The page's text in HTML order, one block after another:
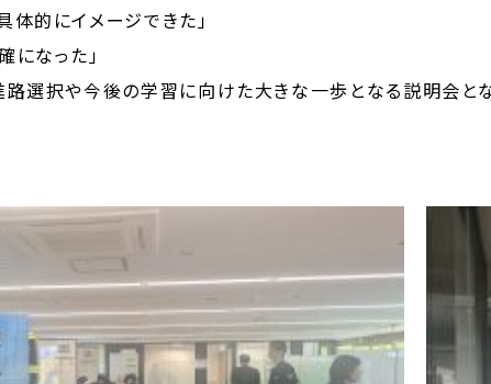
体的にイメージできた」
になった」
路選択や今後の学習に向けた大きな一歩となる説明会とな